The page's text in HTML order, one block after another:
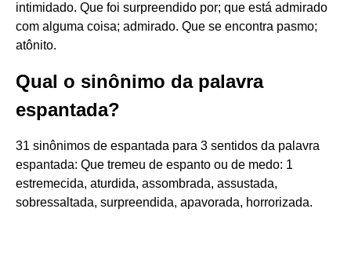
intimidado. Que foi surpreendido por; que está admirado
com alguma coisa; admirado. Que se encontra pasmo;
atônito.
Qual o sinônimo da palavra
espantada?
31 sinônimos de espantada para 3 sentidos da palavra
espantada: Que tremeu de espanto ou de medo: 1
estremecida, aturdida, assombrada, assustada,
sobressaltada, surpreendida, apavorada, horrorizada.